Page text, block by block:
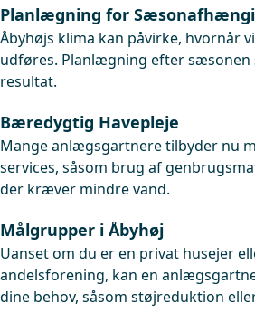
Planlægning for
Åbyhøjs klima kan påvirke, hvornår
udføres. Planlægning efter sæsonen
resultat.
Bæredygtig Havepleje
Mange anlægsgartnere tilbyder nu
services, såsom brug af
der kræver mindre vand.
Målgrupper i Åbyhøj
Uanset om du er en privat husejer
andelsforening, kan en
dine behov, såsom støjreduktion